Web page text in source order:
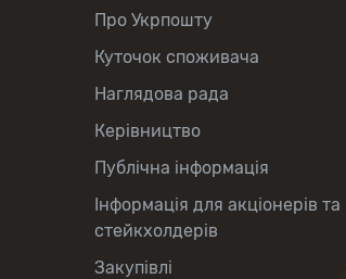
Про Укрпошту
Куточок споживача
Наглядова рада
Керівництво
Публічна інформація
Інформація для акціонерів та
стейкхолдерів
Закупівлі